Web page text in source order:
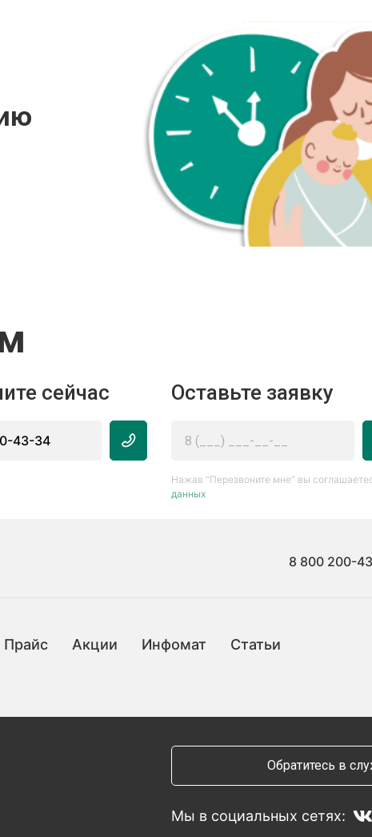
сейчас
43-34
Оставьте заявку
Нажав “Перезвоните мне” вы
данных
8 800 200-
Прайс Акции Инфомат Статьи
Обратитесь в
Мы в социальных сетях: